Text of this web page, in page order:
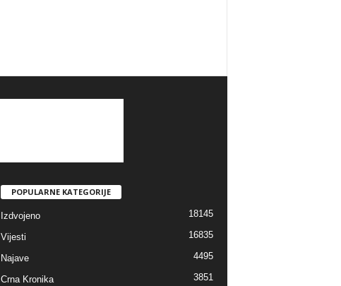
POPULARNE KATEGORIJE
Izdvojeno 18145
Vijesti 16835
Najave 4495
Crna Kronika 3851